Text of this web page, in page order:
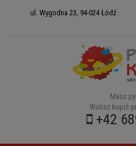
ul. Wygodna 23, 94-024 Łódź
Masz
Wolisz kupić
+42